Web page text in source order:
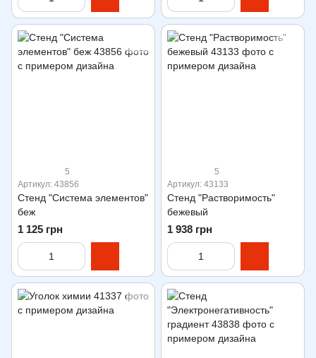
5
Артикул: 43856
Стенд "Система элементов"
беж
1 125 грн
5
Артикул: 43133
Стенд "Растворимость"
бежевый
1 938 грн